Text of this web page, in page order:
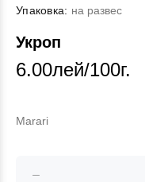
Упаковка: на развес
Укроп
6.00лей/100г.
Marari